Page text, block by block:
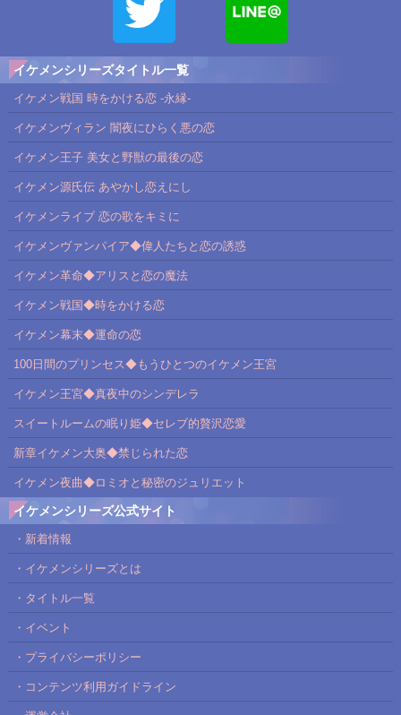
イケメンシリーズタイトル一覧
イケメン戦国 時をかける恋 -永縁-
イケメンヴィラン 闇夜にひらく悪の恋
イケメン王子 美女と野獣の最後の恋
イケメン源氏伝 あやかし恋えにし
イケメンライブ 恋の歌をキミに
イケメンヴァンパイア◆偉人たちと恋の誘惑
イケメン革命◆アリスと恋の魔法
イケメン戦国◆時をかける恋
イケメン幕末◆運命の恋
100日間のプリンセス◆もうひとつのイケメン王宮
イケメン王宮◆真夜中のシンデレラ
スイートルームの眠り姫◆セレブ的贅沢恋愛
新章イケメン大奥◆禁じられた恋
イケメン夜曲◆ロミオと秘密のジュリエット
イケメンシリーズ公式サイト
・新着情報
・イケメンシリーズとは
・タイトル一覧
・イベント
・プライバシーポリシー
・コンテンツ利用ガイドライン